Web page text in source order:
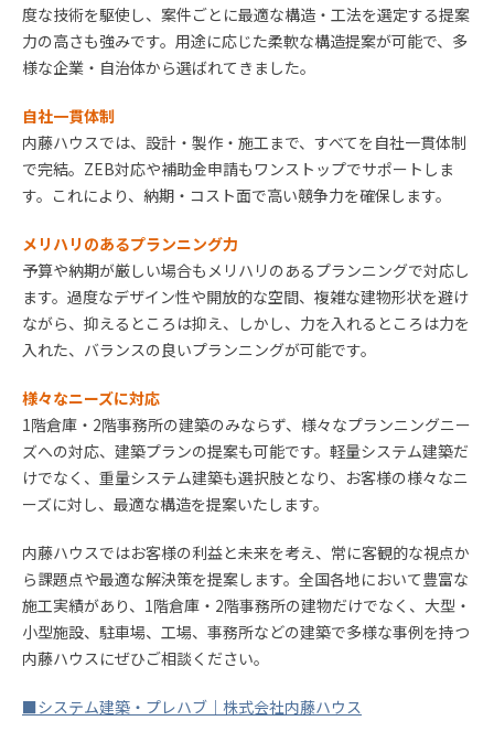
度な技術を駆使し、案件ごとに最適な構造・工法を選定する提案
力の高さも強みです。用途に応じた柔軟な構造提案が可能で、多
様な企業・自治体から選ばれてきました。
自社一貫体制
内藤ハウスでは、設計・製作・施工まで、すべてを自社一貫体制
で完結。 ZEB対応や補助金申請もワンストップでサポートしま
す。これにより、納期・コスト面で高い競争力を確保します。
メリハリのあるプランニング力
予算や納期が厳しい場合もメリハリのあるプランニングで対応し
ます。過度なデザイン性や開放的な空間、複雑な建物形状を避け
ながら、抑えるところは抑え、しかし、力を入れるところは力を
入れた、バランスの良いプランニングが可能です。
様々なニーズに対応
1階倉庫・ 2階事務所の建築のみならず、様々なプランニングニー
ズへの対応、建築プランの提案も可能です。軽量システム建築だ
けでなく、重量システム建築も選択肢となり、お客様の様々なニ
ーズに対し、最適な構造を提案いたします。
内藤ハウスではお客様の利益と未来を考え、常に客観的な視点か
ら課題点や最適な解決策を提案します。全国各地において豊富な
施工実績があり、 1階倉庫・ 2階事務所の建物だけでなく、大型・
小型施設、駐車場、工場、事務所などの建築で多様な事例を持つ
内藤ハウスにぜひご相談ください。
■システム建築・プレハブ｜株式会社内藤ハウス